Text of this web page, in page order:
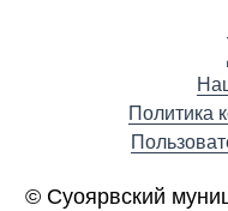
Политика
© Суоярвский